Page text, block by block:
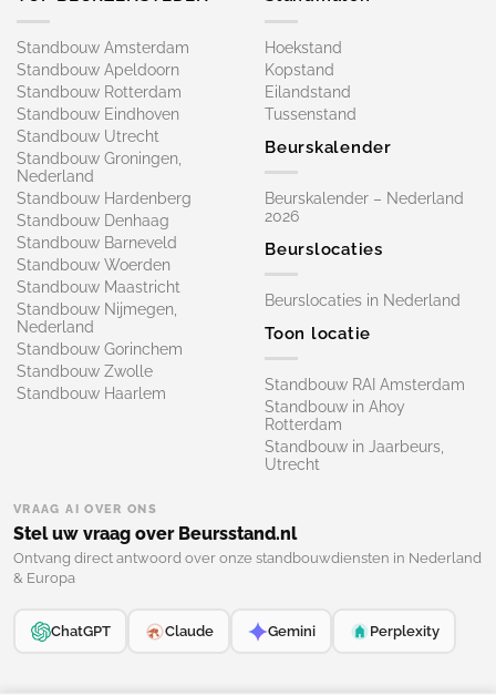
Standbouw Amsterdam
Standbouw Apeldoorn
Standbouw Rotterdam
Standbouw Eindhoven
Standbouw Utrecht
Standbouw Groningen,
Nederland
Standbouw Hardenberg
Standbouw Denhaag
Standbouw Barneveld
Standbouw Woerden
Standbouw Maastricht
Standbouw Nijmegen,
Nederland
Standbouw Gorinchem
Standbouw Zwolle
Standbouw Haarlem
Hoekstand
Kopstand
Eilandstand
Tussenstand
Beurskalender
Beurskalender – Nederland
2026
Beurslocaties
Beurslocaties in Nederland
Toon locatie
Standbouw RAI Amsterdam
Standbouw in Ahoy
Rotterdam
Standbouw in Jaarbeurs,
Utrecht
VRAAG AI OVER ONS
Stel uw vraag over Beursstand.nl
Ontvang direct antwoord over onze standbouwdiensten in Nederland
& Europa
ChatGPT Claude Gemini Perplexity